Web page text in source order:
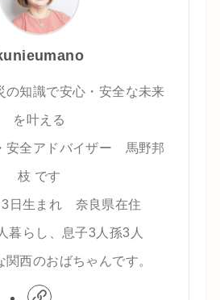
の知識で安心・安全な未来
を叶える
安全アドバイザー 馬野邦
枝 です
3日生まれ 奈良県在住
暮らし、息子3人孫3人
関西のおばちゃんです。